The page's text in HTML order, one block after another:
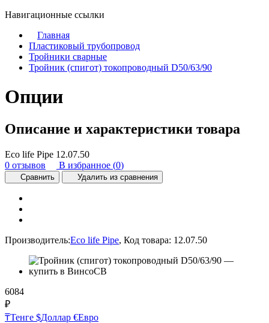
Навигационные ссылки
Главная
Пластиковый трубопровод
Тройники сварные
Тройник (спигот) токопроводный D50/63/90
Опции
Описание и характеристики товара
Eco life Pipe 12.07.50
0 отзывов
В избранное (0)
Сравнить Удалить из сравнения
Производитель:Eco life Pipe, Код товара: 12.07.50
6084
₽
₸Тенге $Доллар €Евро